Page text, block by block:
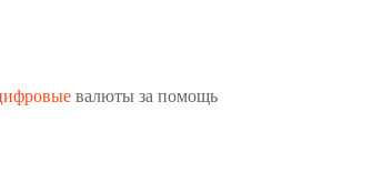
валюты за помощь